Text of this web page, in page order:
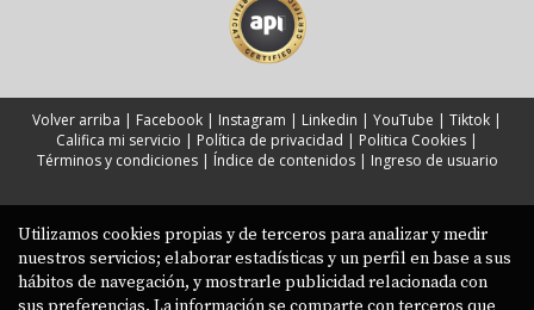
Volver arriba | Facebook | Instagram | Linkedin | YouTube | Tiktok |
Califica mi servicio | Política de privacidad | Politica Cookies |
Términos y condiciones| Índice de contenidos| Ingreso de usuario
Utilizamos cookies propias y de terceros para analizar y medir
nuestros servicios; elaborar estadísticas y un perfil en base a sus
hábitos de navegación, y mostrarle publicidad relacionada con